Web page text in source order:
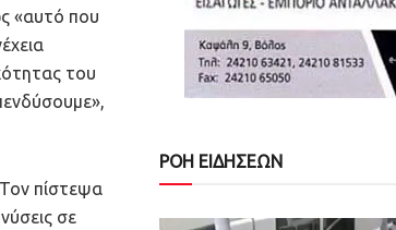
«αυτό που
του
πίστεψα
σε
ΡΟΗ ΕΙΔΗΣΕΩΝ